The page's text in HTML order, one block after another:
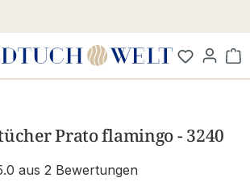
Prato flamingo - 3240
aus 2 Bewertungen